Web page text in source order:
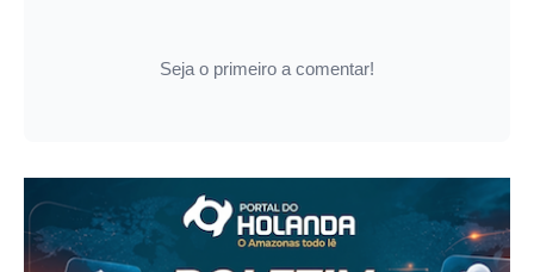
Seja o primeiro a comentar!